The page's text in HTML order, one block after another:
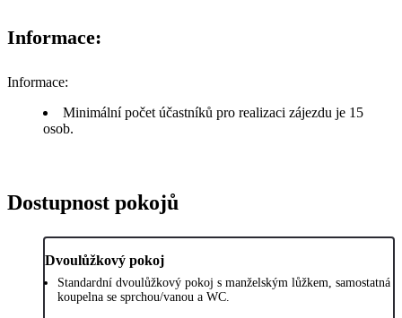
Informace:
Informace:
Minimální počet účastníků pro realizaci zájezdu je 15
osob.
Dostupnost pokojů
Dvoulůžkový pokoj
Standardní dvoulůžkový pokoj s manželským lůžkem, samostatná
koupelna se sprchou/vanou a WC.